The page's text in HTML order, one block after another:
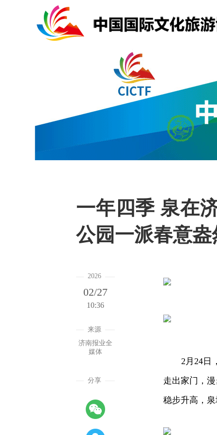
一年四季 泉在
公园一派春意盎
2026
02/27
10:36
来源
济南报业全
媒体
分享
2月24日，
走出家门，
稳步升高，